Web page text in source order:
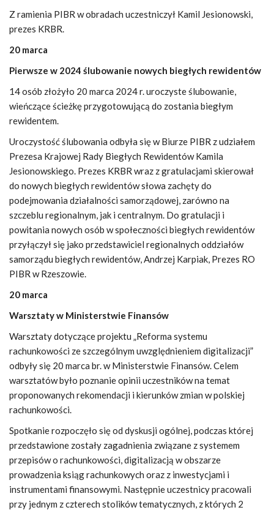
Z ramienia PIBR w obradach uczestniczył Kamil Jesionowski,
prezes KRBR.
20 marca
Pierwsze w 2024 ślubowanie nowych biegłych rewidentów
14 osób złożyło 20 marca 2024 r. uroczyste ślubowanie,
wieńczące ścieżkę przygotowującą do zostania biegłym
rewidentem.
Uroczystość ślubowania odbyła się w Biurze PIBR z udziałem
Prezesa Krajowej Rady Biegłych Rewidentów Kamila
Jesionowskiego. Prezes KRBR wraz z gratulacjami skierował
do nowych biegłych rewidentów słowa zachęty do
podejmowania działalności samorządowej, zarówno na
szczeblu regionalnym, jak i centralnym. Do gratulacji i
powitania nowych osób w społeczności biegłych rewidentów
przyłączył się jako przedstawiciel regionalnych oddziałów
samorządu biegłych rewidentów, Andrzej Karpiak, Prezes RO
PIBR w Rzeszowie.
20 marca
Warsztaty w Ministerstwie Finansów
Warsztaty dotyczące projektu „Reforma systemu
rachunkowości ze szczególnym uwzględnieniem digitalizacji”
odbyły się 20 marca br. w Ministerstwie Finansów. Celem
warsztatów było poznanie opinii uczestników na temat
proponowanych rekomendacji i kierunków zmian w polskiej
rachunkowości.
Spotkanie rozpoczęło się od dyskusji ogólnej, podczas której
przedstawione zostały zagadnienia związane z systemem
przepisów o rachunkowości, digitalizacją w obszarze
prowadzenia ksiąg rachunkowych oraz z inwestycjami i
instrumentami finansowymi. Następnie uczestnicy pracowali
przy jednym z czterech stolików tematycznych, z których 2